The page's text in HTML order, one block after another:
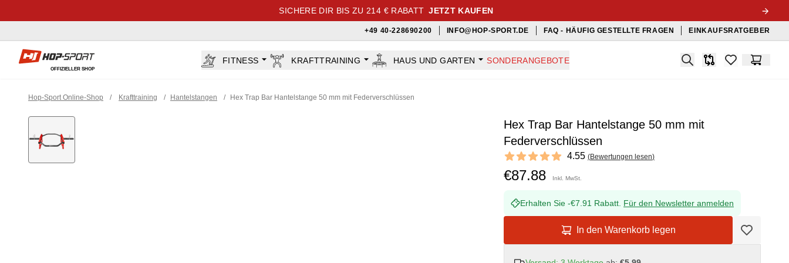
SICHERE DIR BIS ZU 214 € RABATT JETZT KAUFEN
+49 40-228690200 INFO@HOP-SPORT.DE FAQ - HÄUFIG GESTELLTE FRAGEN EINKAUFSRATGEBER
Hop-sport.at
OFFIZIELLER SHOP
FITNESS KRAFTTRAINING HAUS UND GARTEN SONDERANGEBOTE Search
Produkt-items in
Hop-Sport Online-Shop / Krafttraining / Hantelstangen / Hex Trap Bar Hantelstange 50 mm mit Federverschlüssen
Hex Trap Bar Hantelstange 50 mm mit
Federverschlüssen
Reviews
4.55 out of 5 stars 4.55 (Bewertungen lesen)
€87.88 Inkl. MwSt.
Erhalten Sie -€7.91 Rabatt. Für den Newsletter anmelden
In den Warenkorb legen